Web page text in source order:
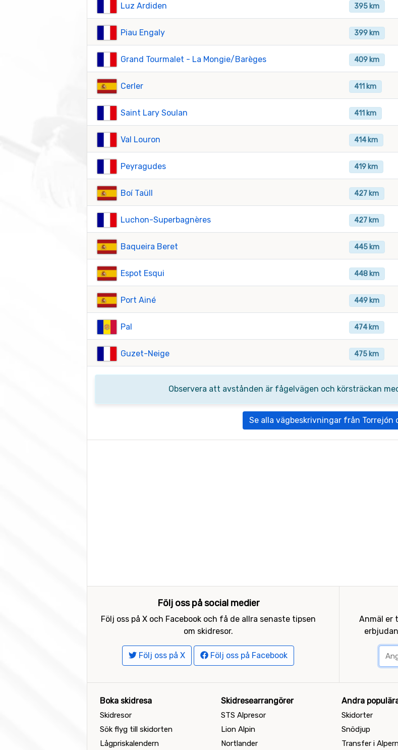
Luz Ardiden 395 km
Piau Engaly 399 km
Grand Tourmalet - La Mongie/Barèges 409 km
Cerler 411 km
Saint Lary Soulan 411 km
Val Louron 414 km
Peyragudes 419 km
Boí Taüll 427 km
Luchon-Superbagnères 427 km
Baqueira Beret 445 km
Espot Esqui 448 km
Port Ainé 449 km
Pal 474 km
Guzet-Neige 475 km
Observera att avstånden är fågelvägen och körsträckan
Se alla vägbeskrivningar från Torrejón
Följ oss på social medier
Följ oss på X och Facebook och få de allra senaste tipsen
om skidresor.
Följ oss på X Följ oss på Facebook
Anmäl er
Boka skidresa
Skidresor
Sök flyg till skidorten
Lågpriskalendern
Skidresearrangörer
STS Alpresor
Lion Alpin
Nortlander
Andra
Skidorter
Snödjup
Transfer i